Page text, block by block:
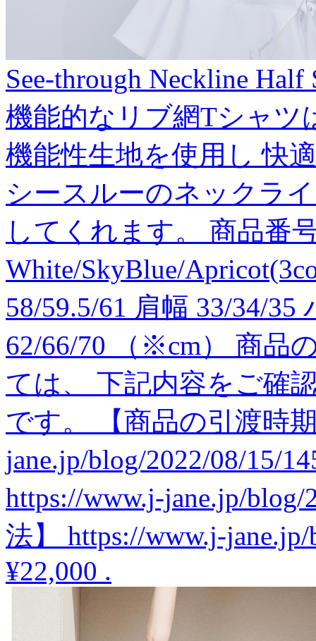
See-through Neckline
機能的なリブ網Tシャツ
機能性生地を使用し 快
シースルーのネックラ
してくれます。 商品番
White/SkyBlue/
58/59.5/61 肩幅 33/34/
62/66/70 （※cm） 商品
ては、 下記内容をご確
です。 【商品の引渡時
jane.jp/blog/2022/08/15/
https://www.j-jane.jp/
法】 https://www.j-
¥22,000 .